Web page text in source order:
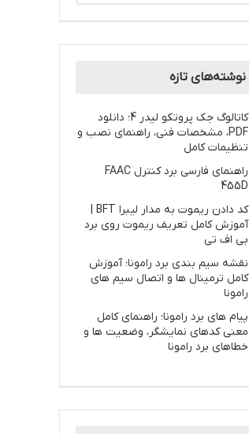
نوشته‌های تازه
کاتالوگ جک پروتکو لیدر 4؛ دانلود
PDF، مشخصات فنی، راهنمای نصب و
تنظیمات کامل
راهنمای فارسی برد کنترل FAAC
455D
کد دادن ریموت به مدار لیبرا BFT |
آموزش کامل تعریف ریموت روی برد
بی اف تی
نقشه سیم بندی برد رامونا؛ آموزش
کامل ترمینال ها و اتصال سیم های
رامونا
پیام های برد رامونا؛ راهنمای کامل
معنی کدهای نمایشگر، وضعیت ها و
خطاهای برد رامونا